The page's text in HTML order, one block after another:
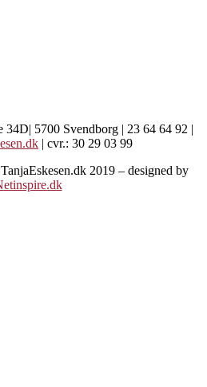
34D| 5700 Svendborg | 23 64 64 92 |
| cvr.: 30 29 03 99
2019 – designed by